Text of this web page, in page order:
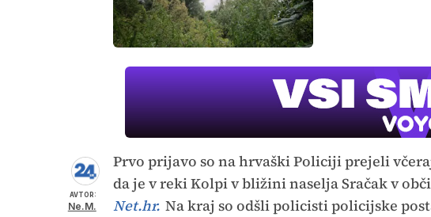
AVTOR:
Ne.M.
Prvo prijavo so na hrvaški Policiji prejeli
da je v reki Kolpi v bližini naselja Sračak v
Net.hr. Na kraj so odšli policisti policijske